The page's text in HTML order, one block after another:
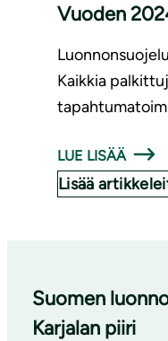
Vuoden
Kaikkia
LUE LISÄÄ
Lisää
Suomen
Karjalan piiri